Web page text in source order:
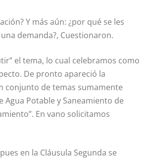
Y más aún: ¿por qué se les
demanda?, Cuestionaron.
el tema, lo cual celebramos como
De pronto apareció la
conjunto de temas sumamente
Agua Potable y Saneamiento de
En vano solicitamos
en la Cláusula Segunda se